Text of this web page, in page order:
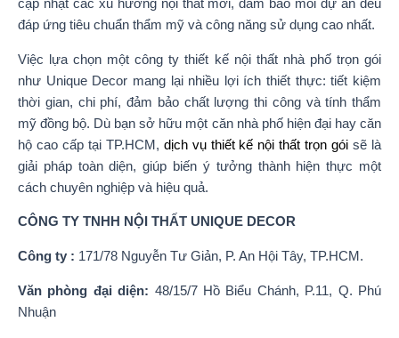
cập nhật các xu hướng nội thất mới, đảm bảo mỗi dự án đều
đáp ứng tiêu chuẩn thẩm mỹ và công năng sử dụng cao nhất.
Việc lựa chọn một công ty thiết kế nội thất nhà phố trọn gói
như Unique Decor mang lại nhiều lợi ích thiết thực: tiết kiệm
thời gian, chi phí, đảm bảo chất lượng thi công và tính thẩm
mỹ đồng bộ. Dù bạn sở hữu một căn nhà phố hiện đại hay căn
hộ cao cấp tại TP.HCM, dịch vụ thiết kế nội thất trọn gói sẽ là
giải pháp toàn diện, giúp biến ý tưởng thành hiện thực một
cách chuyên nghiệp và hiệu quả.
CÔNG TY TNHH NỘI THẤT UNIQUE DECOR
Công ty : 171/78 Nguyễn Tư Giản, P. An Hội Tây, TP.HCM.
Văn phòng đại diện: 48/15/7 Hồ Biểu Chánh, P.11, Q. Phú
Nhuận